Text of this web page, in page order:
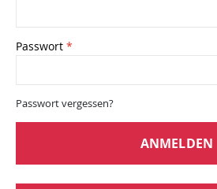
Passwort
Passwort vergessen?
ANMELDEN